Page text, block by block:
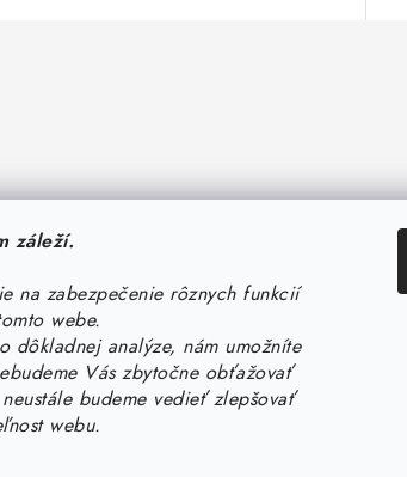
záleží.
na zabezpečenie rôznych funkcií
webe.
dôkladnej analýze, nám umožníte
Vás zbytočne obťažovať
budeme vedieť zlepšovať
webu.